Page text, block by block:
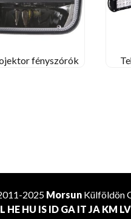
fényszórók
2025 MorsunKülföldön
HE HU IS ID GA IT JA KM LV